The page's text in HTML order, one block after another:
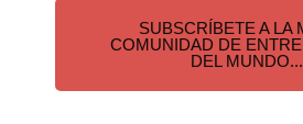
SUBSCRÍBETE A LA
COMUNIDAD DE
DEL MUNDO...